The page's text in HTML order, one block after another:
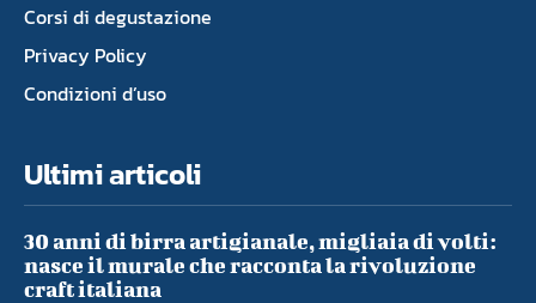
Corsi di degustazione
Privacy Policy
Condizioni d’uso
Ultimi articoli
30 anni di birra artigianale, migliaia di volti:
nasce il murale che racconta la rivoluzione
craft italiana